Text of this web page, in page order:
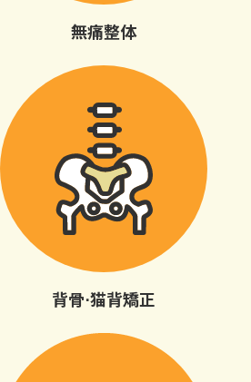
無痛整体
背骨⋅猫背矯正